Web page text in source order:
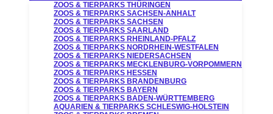
ZOOS & TIERPARKS THÜRINGEN
ZOOS & TIERPARKS SACHSEN-ANHALT
ZOOS & TIERPARKS SACHSEN
ZOOS & TIERPARKS SAARLAND
ZOOS & TIERPARKS RHEINLAND-PFALZ
ZOOS & TIERPARKS NORDRHEIN-WESTFALEN
ZOOS & TIERPARKS NIEDERSACHSEN
ZOOS & TIERPARKS MECKLENBURG-VORPOMMERN
ZOOS & TIERPARKS HESSEN
ZOOS & TIERPARKS BRANDENBURG
ZOOS & TIERPARKS BAYERN
ZOOS & TIERPARKS BADEN-WÜRTTEMBERG
AQUARIEN & TIERPARKS SCHLESWIG-HOLSTEIN